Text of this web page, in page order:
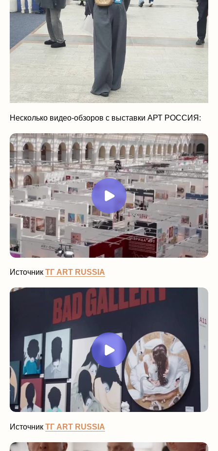
Несколько видео-обзоров с выставки АРТ РОССИЯ:
Источник ТГ ART RUSSIA
Источник ТГ ART RUSSIA